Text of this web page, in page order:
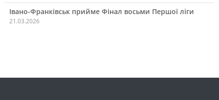
Івано-Франківськ прийме Фінал восьми Першої ліги
21.03.2026